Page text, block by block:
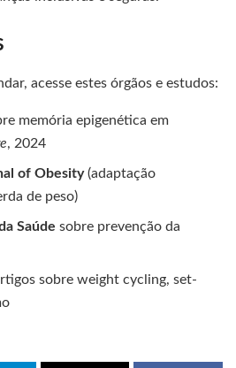
acesse estes órgãos e estudos:
memória epigenética em
, 2024
of Obesity(adaptação
de peso)
Saúde sobre prevenção da
sobre weight cycling, set-